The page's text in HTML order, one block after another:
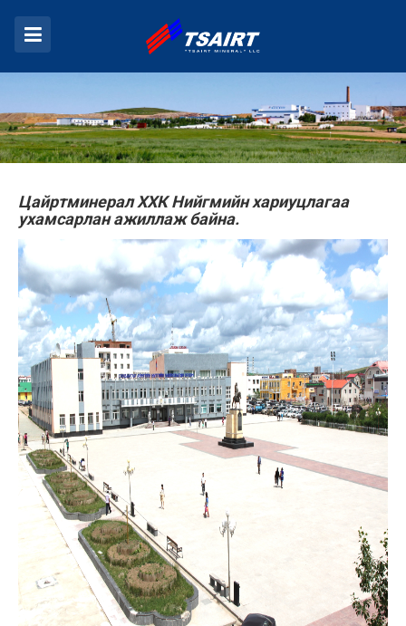
Цайртминерал ХХК Нийгмийн хариуцлагаа
ухамсарлан ажиллаж байна.